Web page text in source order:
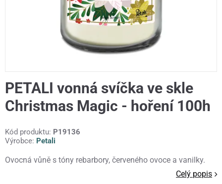
PETALI vonná svíčka ve skle
Christmas Magic - hoření 100h
Kód produktu: P19136
Výrobce: Petali
Ovocná vůně s tóny rebarbory, červeného ovoce a vanilky.
Celý popis